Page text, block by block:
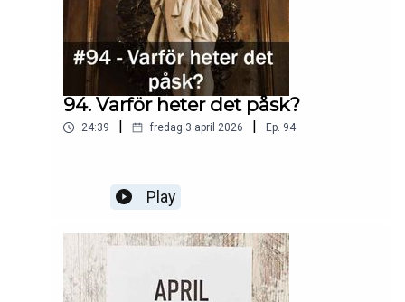
94. Varför heter det påsk?
24:39 | fredag 3 april 2026 | Ep. 94
Play